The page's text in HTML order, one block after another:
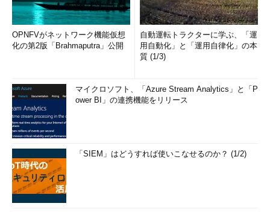
OPNFVがネットワーク機能仮想
化の第2版「Brahmaputra」公開
自動運転トラクターに学ぶ、「運
用自動化」と「運用自律化」の本
質 (1/3)
マイクロソフト、「Azure Stream Analytics」と「P
ower BI」の連携機能をリリース
「SIEM」はどうすれば使いこなせるのか？ (1/2)